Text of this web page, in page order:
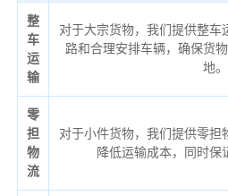
整
车
运
输
对于大宗货物，我们提供整车
路和合理安排车辆，确保货
地。
零
担
物
流
对于小件货物，我们提供零担
降低运输成本，同时保